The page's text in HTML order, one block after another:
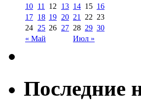
« Май Июл »
10 11 12 13 14 15 16
17 18 19 20 21 22 23
24 25 26 27 28 29 30
Последние